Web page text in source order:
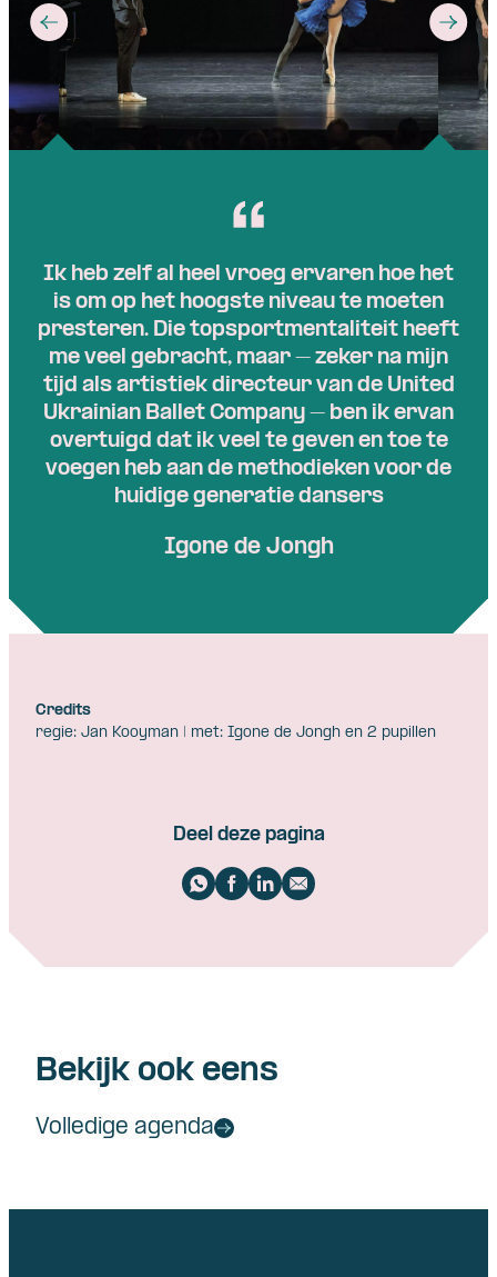
Ik heb zelf al heel vroeg ervaren hoe het
is om op het hoogste niveau te moeten
presteren. Die topsportmentaliteit heeft
me veel gebracht, maar – zeker na mijn
tijd als artistiek directeur van de United
Ukrainian Ballet Company – ben ik ervan
overtuigd dat ik veel te geven en toe te
voegen heb aan de methodieken voor de
huidige generatie dansers
Igone de Jongh
Credits
regie: Jan Kooyman | met: Igone de Jongh en 2 pupillen
Deel deze pagina
Bekijk ook eens
Volledige agenda